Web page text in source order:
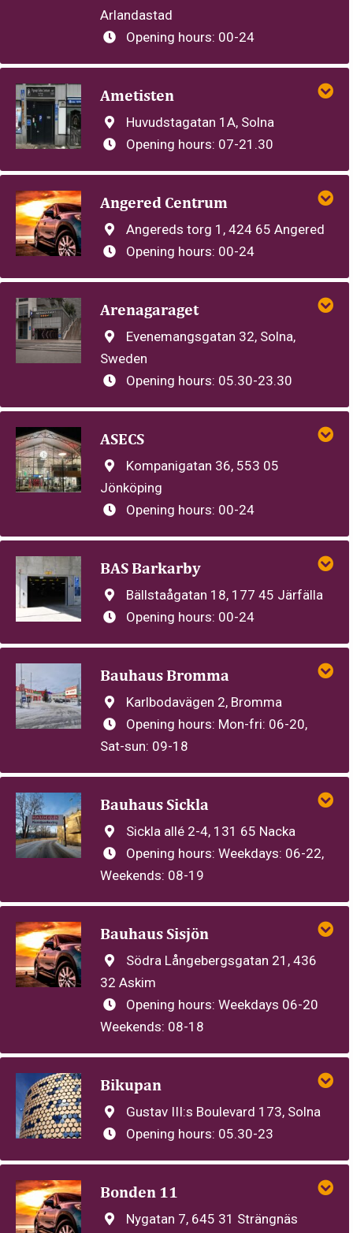
Arlandastad
Opening hours: 00-24
Ametisten
Huvudstagatan 1A, Solna
Opening hours: 07-21.30
Angered Centrum
Angereds torg 1, 424 65 Angered
Opening hours: 00-24
Arenagaraget
Evenemangsgatan 32, Solna,
Sweden
Opening hours: 05.30-23.30
ASECS
Kompanigatan 36, 553 05
Jönköping
Opening hours: 00-24
BAS Barkarby
Bällstaågatan 18, 177 45 Järfälla
Opening hours: 00-24
Bauhaus Bromma
Karlbodavägen 2, Bromma
Opening hours: Mon-fri: 06-20,
Sat-sun: 09-18
Bauhaus Sickla
Sickla allé 2-4, 131 65 Nacka
Opening hours: Weekdays: 06-22,
Weekends: 08-19
Bauhaus Sisjön
Södra Långebergsgatan 21, 436
32 Askim
Opening hours: Weekdays 06-20
Weekends: 08-18
Bikupan
Gustav III:s Boulevard 173, Solna
Opening hours: 05.30-23
Bonden 11
Nygatan 7, 645 31 Strängnäs